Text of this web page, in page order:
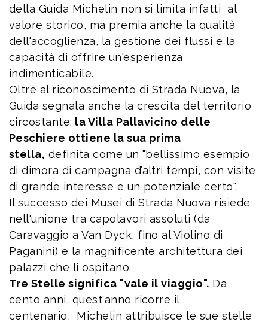
della Guida Michelin non si limita infatti al
valore storico, ma premia anche la qualità
dell'accoglienza, la gestione dei flussi e la
capacità di offrire un'esperienza
indimenticabile.
Oltre al riconoscimento di Strada Nuova, la
Guida segnala anche la crescita del territorio
circostante: la Villa Pallavicino delle
Peschiere ottiene la sua prima
stella, definita come un "bellissimo esempio
di dimora di campagna d’altri tempi, con visite
di grande interesse e un potenziale certo".
Il successo dei Musei di Strada Nuova risiede
nell'unione tra capolavori assoluti (da
Caravaggio a Van Dyck, fino al Violino di
Paganini) e la magnificente architettura dei
palazzi che li ospitano.
Tre Stelle significa "vale il viaggio". Da
cento anni, quest'anno ricorre il
centenario, Michelin attribuisce le sue stelle